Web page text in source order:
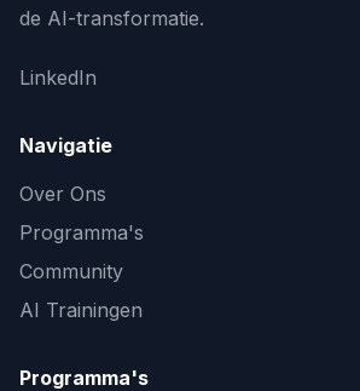
de AI-transformatie.
LinkedIn
Navigatie
Over Ons
Programma's
Community
AI Trainingen
Programma's